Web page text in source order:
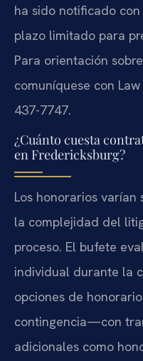
ha sido notificado
plazo limitado para
Para orientación
comuníquese con Law
437-7747.
¿Cuánto cuesta
en Fredericksburg?
Los honorarios varían
la complejidad del
proceso. El bufete
individual durante la
opciones de
contingencia—con
adicionales como